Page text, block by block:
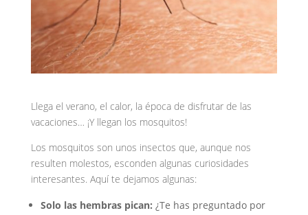
Llega el verano, el calor, la época de disfrutar de las
vacaciones… ¡Y llegan los mosquitos!
Los mosquitos son unos insectos que, aunque nos
resulten molestos, esconden algunas curiosidades
interesantes. Aquí te dejamos algunas:
Solo las hembras pican: ¿Te has preguntado por